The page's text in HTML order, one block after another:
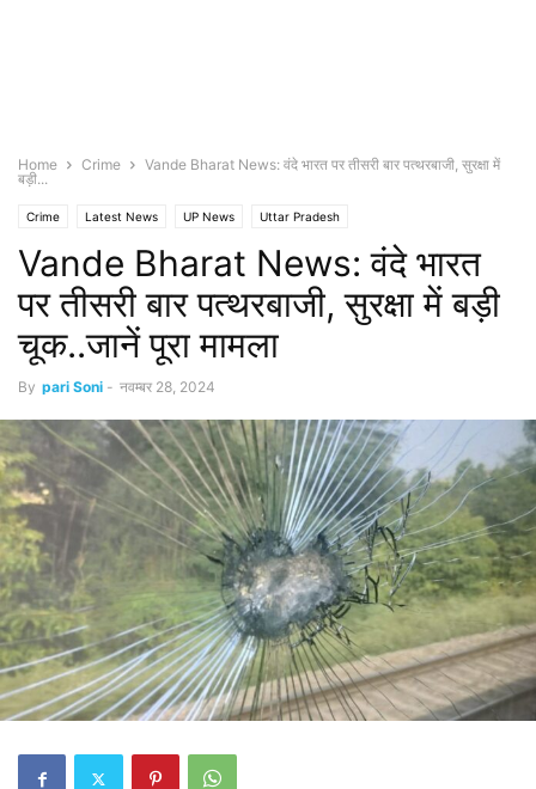
Home Crime
Vande Bharat News: वंदे भारत पर तीसरी बार पत्थरबाजी, सुरक्षा में
बड़ी...
Crime Latest News UP News Uttar Pradesh
Vande Bharat News: वंदे भारत
पर तीसरी बार पत्थरबाजी, सुरक्षा में बड़ी
चूक..जानें पूरा मामला
By pari Soni - नवम्बर 28, 2024